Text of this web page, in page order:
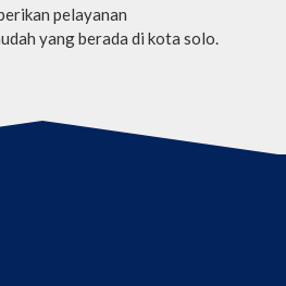
pelayanan
yang berada di kota solo.